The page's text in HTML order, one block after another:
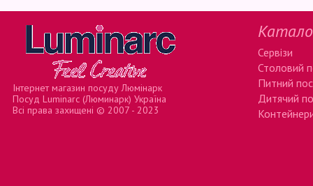
Інтернет магазин посуду Люмінарк
Посуд Luminarc (Люминарк) Україна
Всі права захищені © 2007 - 2023
Сервізи
Столовий
Питний
Дитячий